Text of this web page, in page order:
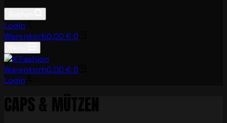
Login
Warenkorb0,00 € 0
Warenkorb0,00 € 0
Login
CAPS & MÜTZEN